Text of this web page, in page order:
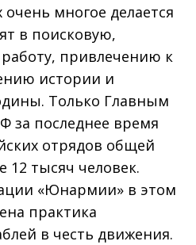
очень многое делается
в поисковую,
работу, привлечению к
истории и
Только Главным
за последнее время
отрядов общей
12 тысяч человек.
«Юнармии» в этом
практика
в честь движения.